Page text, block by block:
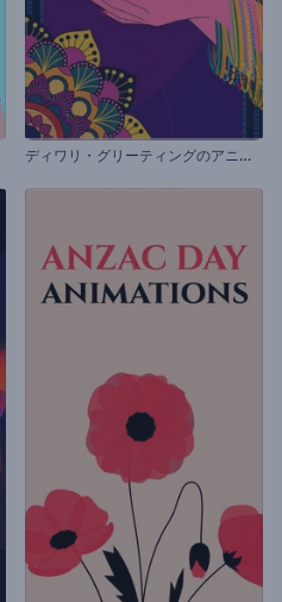
デ
ィワリ・グリーティングのアニメーション